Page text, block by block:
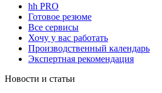
hh PRO
Готовое резюме
Все сервисы
Хочу у вас работать
Производственный календарь
Экспертная рекомендация
Новости и статьи